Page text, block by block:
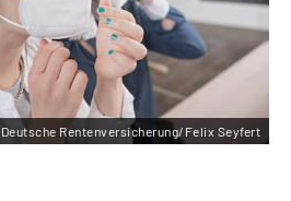
Rentenversicherung/Felix Seyfert